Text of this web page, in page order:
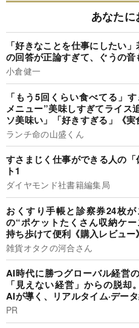
あなた
「好きなことを仕事にしたい
の回答が正論すぎて、ぐうの音
小倉健一
「もう5回くらい食べてる」
メニュー”美味しすぎてライス
ソ美味い」「好きすぎる」《実
ランチ命の山盛くん
すさまじく仕事ができる人の
ト1
ダイヤモンド社書籍編集局
おくすり手帳と診察券24枚
の“ポケットたくさん収納ケ
持ち歩けて便利《購入レビュー
雑貨オタクの河合さん
AI時代に勝つグローバル経営
「見えない経営」からの脱却
AIが導く、リアルタイム·デー
PR